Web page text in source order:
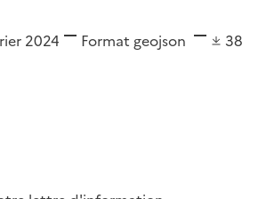
2024 Format geojson
38